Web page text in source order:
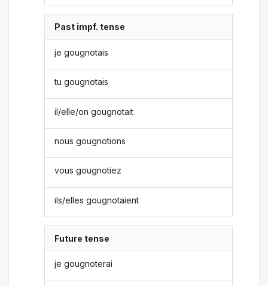
Past impf. tense
je gougnotais
tu gougnotais
il/elle/on gougnotait
nous gougnotions
vous gougnotiez
ils/elles gougnotaient
Future tense
je gougnoterai